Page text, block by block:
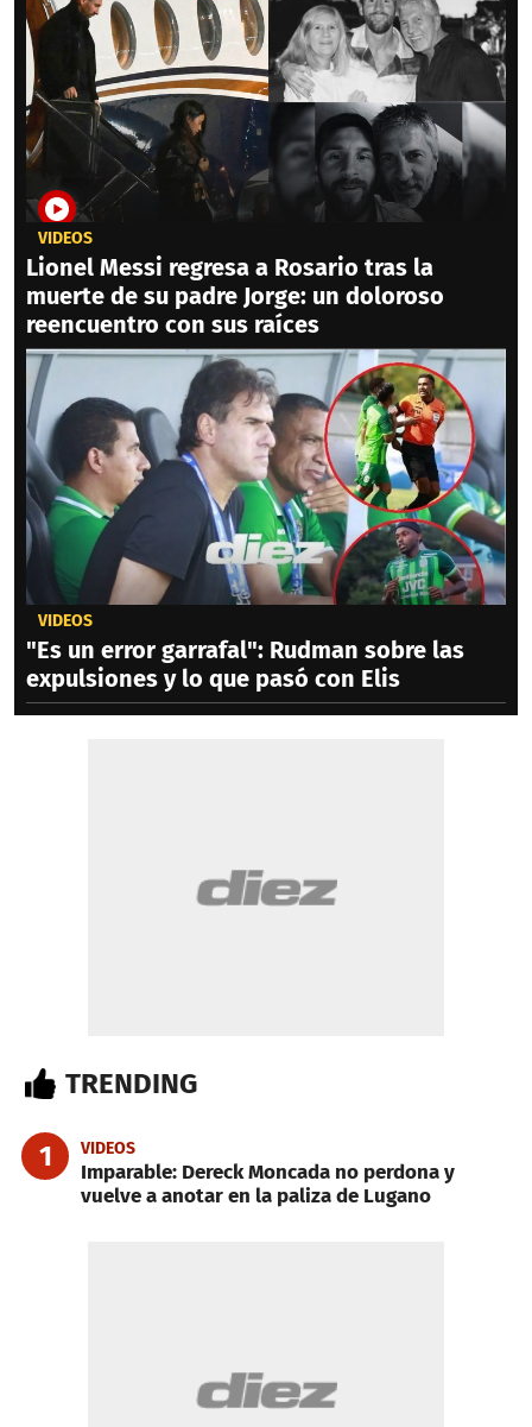
VIDEOS
Lionel Messi regresa a Rosario tras la
muerte de su padre Jorge: un doloroso
reencuentro con sus raíces
VIDEOS
"Es un error garrafal": Rudman sobre las
expulsiones y lo que pasó con Elis
TRENDING
1 VIDEOS
Imparable: Dereck Moncada no perdona y
vuelve a anotar en la paliza de Lugano